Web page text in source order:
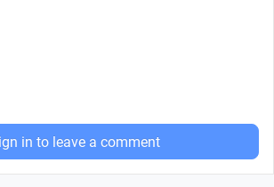
in to leave a comment